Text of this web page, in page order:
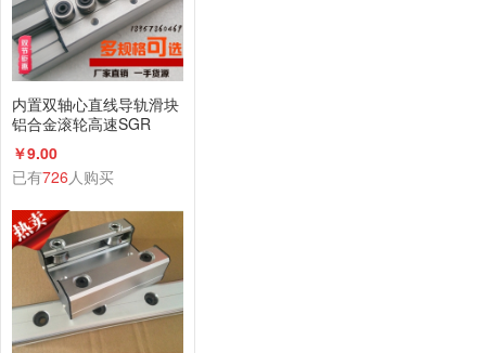
内置双轴心直线导轨滑块
铝合金滚轮高速SGR
B10N 15 20 25 35滑轨
￥9.00
已有726人购买